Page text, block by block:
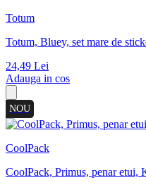
Totum
Totum, Bluey, set mare de
24,49 Lei
Adauga in cos
NOU
CoolPack
CoolPack, Primus, penar etui,